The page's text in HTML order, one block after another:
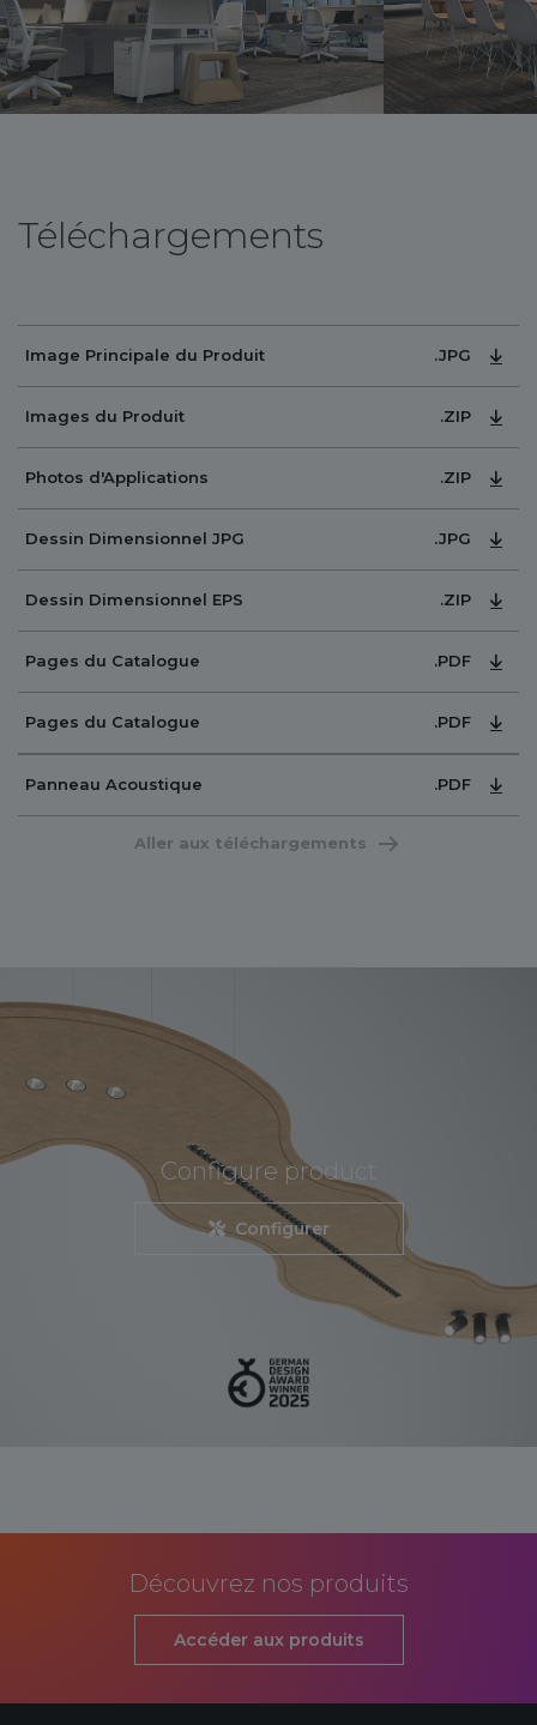
Téléchargements
Image Principale du Produit .JPG
Images du Produit .ZIP
Photos d'Applications .ZIP
Dessin Dimensionnel JPG .JPG
Dessin Dimensionnel EPS .ZIP
Pages du Catalogue .PDF
Pages du Catalogue .PDF
Panneau Acoustique .PDF
Aller aux téléchargements
Configure product
Configurer
Découvrez nos produits
Accéder aux produits